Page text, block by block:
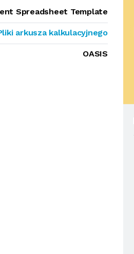
Spreadsheet Template
arkusza kalkulacyjnego
OASIS